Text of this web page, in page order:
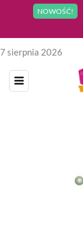
NOWOŚĆ!
7 sierpnia 2026